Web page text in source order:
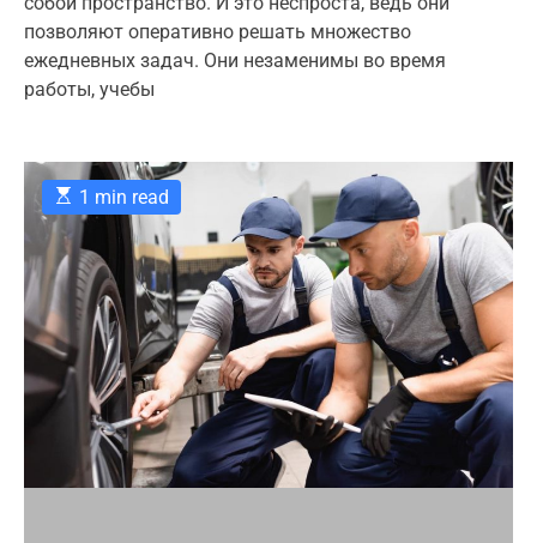
o
r
i
e
u
t
h
o
r
a
t
e
o
m
e
позволяют оперативно решать множество
ежедневных задач. Они незаменимы во время
работы, учебы
E
s
t
m
a
t
e
d
e
a
m
1 min read